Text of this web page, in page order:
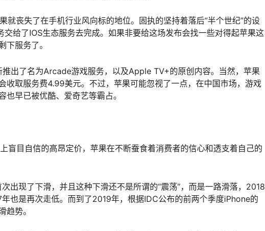
就丧失了在手机行业风向标的地位。固执的坚持着落后“半个世纪”的设
交给了IOS生态服务去完成。如果非要给这场发布会找一些对得起苹果这
下服务了。
出了名为Arcade游戏服务，以及Apple TV+的原创内容。当然，苹果
收取服务费4.99美元。不过，苹果可能忽视了一点，在中国市场，游戏
也早已被优酷、爱奇艺等霸占。
盲目自信的高昂定价，苹果在不断蚕食着消费者的信心和透支着自己的
出现了下滑，并且这种下滑还不是所谓的“震荡”，而是一路滑落，2018
也是再次走低。而到了2019年，根据IDC公布的前两个季度iPhone的
趋势。